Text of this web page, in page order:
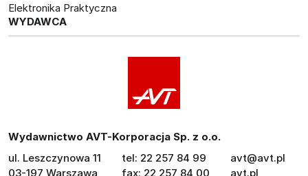
Elektronika Praktyczna
WYDAWCA
Wydawnictwo AVT-Korporacja Sp. z o.o.
ul. Leszczynowa 11
03-197 Warszawa
tel: 22 257 84 99
fax: 22 257 84 00
avt@avt.pl
avt.pl